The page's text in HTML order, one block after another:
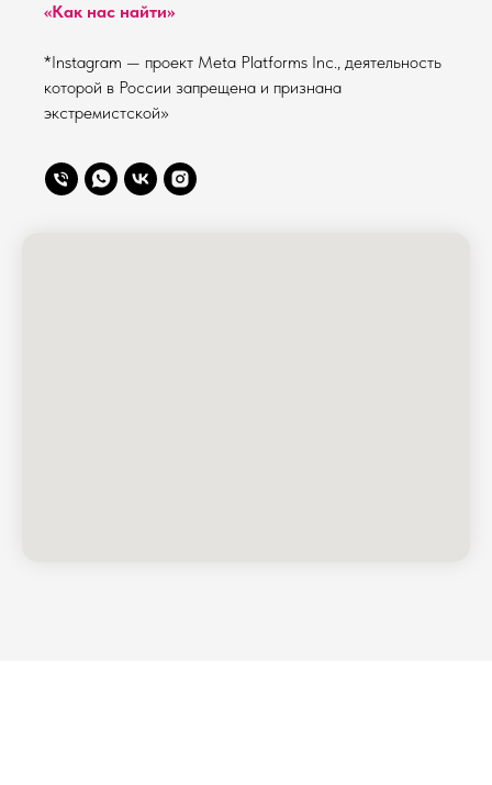
«Как нас найти»
*Instagram — проект Meta Platforms Inc., деятельность
которой в России запрещена и признана
экстремистской»